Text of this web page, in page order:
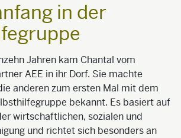
in der
Jahren kam Chantal vom
AEE in ihr Dorf. Sie machte
anderen zum ersten Mal mit dem
bekannt. Es basiert auf
wirtschaftlichen, sozialen und
und richtet sich besonders an